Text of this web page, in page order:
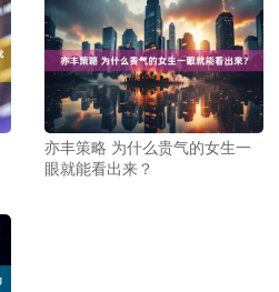
亦丰策略 为什么贵气的女生一
眼就能看出来？